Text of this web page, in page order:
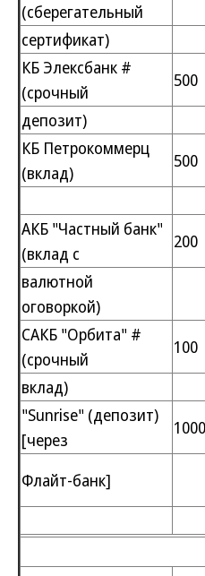
(сберегательный
сертификат)
КБ Элексбанк #
(срочный
500
депозит)
КБ Петрокоммерц
(вклад)
500
АКБ "Частный банк"
(вклад с
200
валютной
оговоркой)
САКБ "Орбита" #
(срочный
100
вклад)
"Sunrise" (депозит)
[через
1000
Флайт-банк]